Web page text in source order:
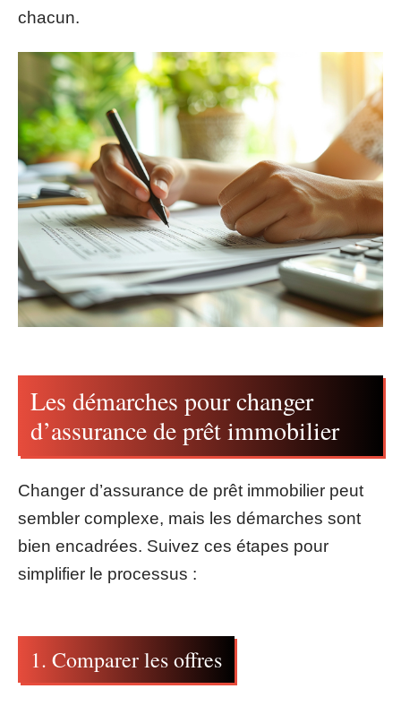
chacun.
Les démarches pour changer
d’assurance de prêt immobilier
Changer d’assurance de prêt immobilier peut
sembler complexe, mais les démarches sont
bien encadrées. Suivez ces étapes pour
simplifier le processus :
1. Comparer les offres